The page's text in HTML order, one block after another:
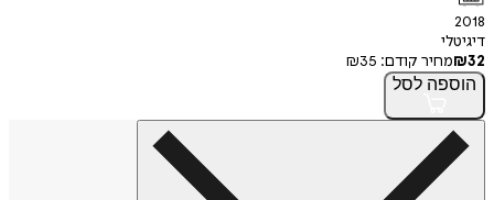
2018
דיגיטלי
₪32 מחיר קודם: ₪35
הוספה לסל